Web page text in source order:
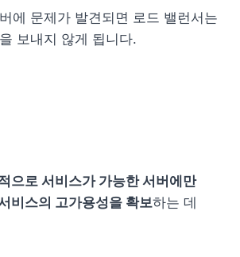
에 문제가 발견되면 로드 밸런서는
보내지 않게 됩니다.
으로 서비스가 가능한 서버에만
비스의 고가용성을 확보하는 데